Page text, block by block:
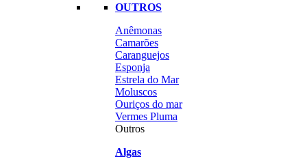
OUTROS
Anêmonas
Camarões
Caranguejos
Esponja
Estrela do Mar
Moluscos
Ouriços do mar
Vermes Pluma
Outros
Algas